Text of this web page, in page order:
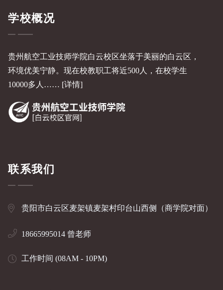
学校概况
贵州航空工业技师学院白云校区坐落于美丽的白云区，
环境优美宁静。现在校教职工将近500人，在校学生
10000多人…… [详情]
联系我们
贵阳市白云区麦架镇麦架村印台山西侧（商学院对面）
18665995014 曾老师
工作时间 (08AM - 10PM)